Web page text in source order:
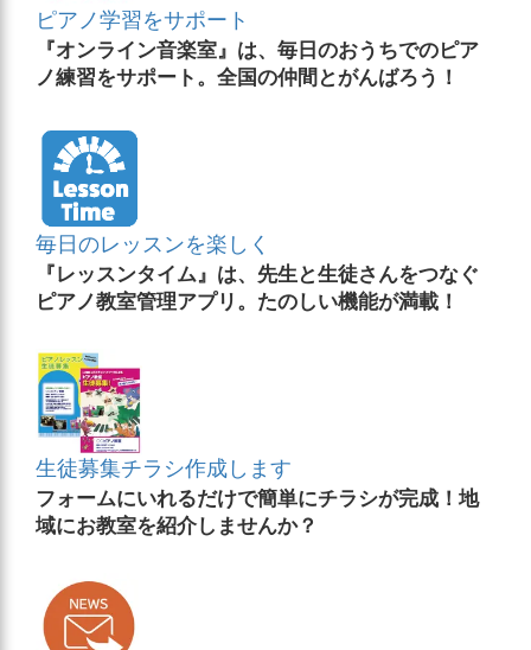
ピアノ学習をサポート
『オンライン音楽室』は、毎日のおうちでのピア
ノ練習をサポート。全国の仲間とがんばろう！
毎日のレッスンを楽しく
『レッスンタイム』は、先生と生徒さんをつなぐ
ピアノ教室管理アプリ。たのしい機能が満載！
生徒募集チラシ作成します
フォームにいれるだけで簡単にチラシが完成！地
域にお教室を紹介しませんか？